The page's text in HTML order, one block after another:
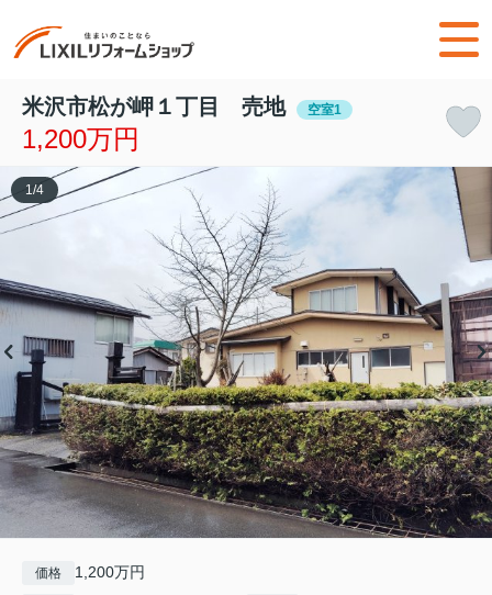
米沢市松が岬１丁目 売地 空室1
1,200万円
1 /4
価格 1,200万円